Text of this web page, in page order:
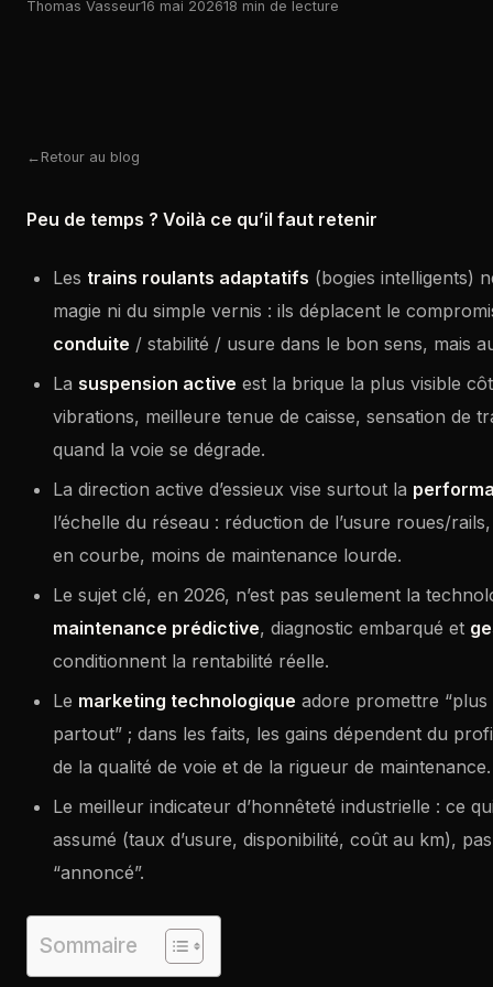
Thomas Vasseur16 mai 202618 min de lecture
Retour au blog
Peu de temps ? Voilà ce qu’il faut retenir
Les trains roulants adaptatifs (bogies intelligents)
magie ni du simple vernis : ils déplacent le
conduite / stabilité / usure dans le bon sens, mais
La suspension active est la brique la plus visible
vibrations, meilleure tenue de caisse, sensation de
quand la voie se dégrade.
La direction active d’essieux vise surtout la
l’échelle du réseau : réduction de l’usure roues/
en courbe, moins de maintenance lourde.
Le sujet clé, en 2026, n’est pas seulement la
maintenance prédictive, diagnostic embarqué et
conditionnent la rentabilité réelle.
Le marketing technologique adore promettre
partout” ; dans les faits, les gains dépendent du
de la qualité de voie et de la rigueur de maintenance.
Le meilleur indicateur d’honnêteté industrielle : ce
assumé (taux d’usure, disponibilité, coût au km),
“annoncé”.
Sommaire